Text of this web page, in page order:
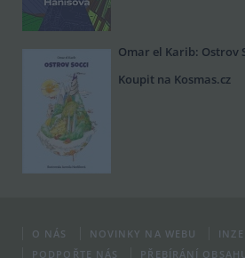
Omar el Karib: Ostrov
Koupit na Kosmas.cz
O NÁS NOVINKY NA WEBU
PODPOŘTE NÁS
PŘEBÍRÁNÍ